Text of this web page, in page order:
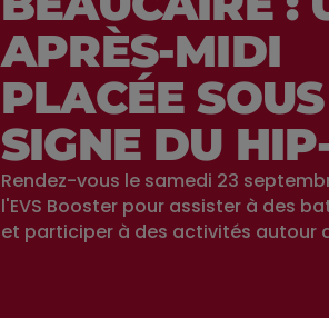
APRÈS-MIDI
PLACÉE
SIGNE DU
Rendez-vous le samedi 23
l'EVS Booster pour assister à des
et participer à des activités autour